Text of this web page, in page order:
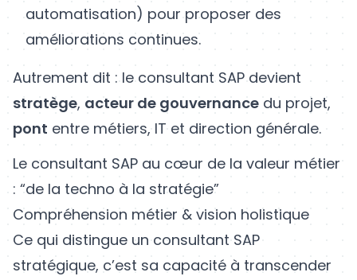
automatisation) pour proposer des
améliorations continues.
Autrement dit : le consultant SAP devient
stratège, acteur de gouvernance du projet,
pont entre métiers, IT et direction générale.
Le consultant SAP au cœur de la valeur métier
: “de la techno à la stratégie”
Compréhension métier & vision holistique
Ce qui distingue un consultant SAP
stratégique, c’est sa capacité à transcender